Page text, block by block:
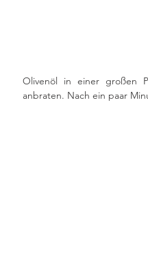
Olivenöl in einer großen
anbraten. Nach ein paar